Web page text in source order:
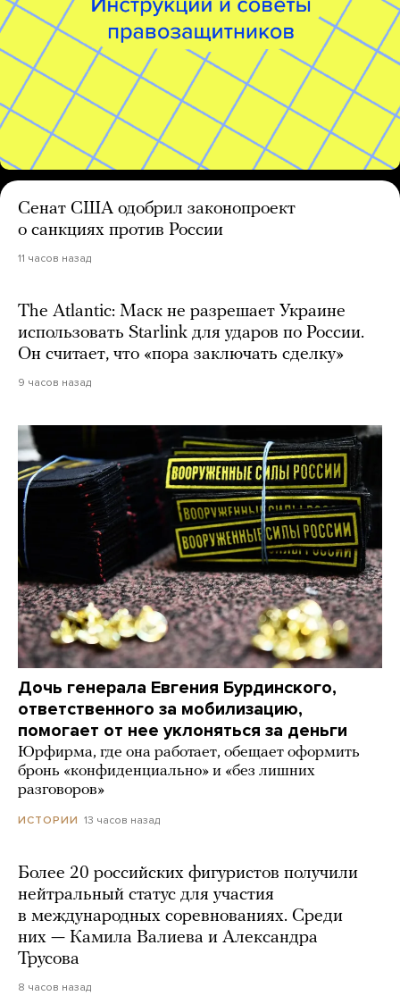
Сенат США одобрил законопроект
о санкциях против России
11 часов назад
The Atlantic: Маск не разрешает Украине
использовать Starlink для ударов по России.
Он считает, что «пора заключать сделку»
9 часов назад
Дочь генерала Евгения Бурдинского,
ответственного за мобилизацию,
помогает от нее уклоняться за деньги
Юрфирма, где она работает, обещает оформить
бронь «конфиденциально» и «без лишних
разговоров»
ИСТОРИИ 13 часов назад
Более 20 российских фигуристов получили
нейтральный статус для участия
в международных соревнованиях. Среди
них — Камила Валиева и Александра
Трусова
8 часов назад